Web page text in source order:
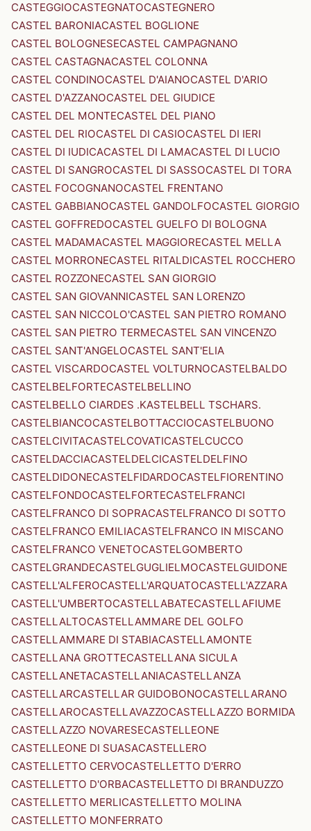
CASTEGGIOCASTEGNATOCASTEGNERO
CASTEL BARONIACASTEL BOGLIONE
CASTEL BOLOGNESECASTEL CAMPAGNANO
CASTEL CASTAGNACASTEL COLONNA
CASTEL CONDINOCASTEL D'AIANOCASTEL D'ARIO
CASTEL D'AZZANOCASTEL DEL GIUDICE
CASTEL DEL MONTECASTEL DEL PIANO
CASTEL DEL RIOCASTEL DI CASIOCASTEL DI IERI
CASTEL DI IUDICACASTEL DI LAMACASTEL DI LUCIO
CASTEL DI SANGROCASTEL DI SASSOCASTEL DI TORA
CASTEL FOCOGNANOCASTEL FRENTANO
CASTEL GABBIANOCASTEL GANDOLFOCASTEL GIORGIO
CASTEL GOFFREDOCASTEL GUELFO DI BOLOGNA
CASTEL MADAMACASTEL MAGGIORECASTEL MELLA
CASTEL MORRONECASTEL RITALDICASTEL ROCCHERO
CASTEL ROZZONECASTEL SAN GIORGIO
CASTEL SAN GIOVANNICASTEL SAN LORENZO
CASTEL SAN NICCOLO'CASTEL SAN PIETRO ROMANO
CASTEL SAN PIETRO TERMECASTEL SAN VINCENZO
CASTEL SANT'ANGELOCASTEL SANT'ELIA
CASTEL VISCARDOCASTEL VOLTURNOCASTELBALDO
CASTELBELFORTECASTELBELLINO
CASTELBELLO CIARDES .KASTELBELL TSCHARS.
CASTELBIANCOCASTELBOTTACCIOCASTELBUONO
CASTELCIVITACASTELCOVATICASTELCUCCO
CASTELDACCIACASTELDELCICASTELDELFINO
CASTELDIDONECASTELFIDARDOCASTELFIORENTINO
CASTELFONDOCASTELFORTECASTELFRANCI
CASTELFRANCO DI SOPRACASTELFRANCO DI SOTTO
CASTELFRANCO EMILIACASTELFRANCO IN MISCANO
CASTELFRANCO VENETOCASTELGOMBERTO
CASTELGRANDECASTELGUGLIELMOCASTELGUIDONE
CASTELL'ALFEROCASTELL'ARQUATOCASTELL'AZZARA
CASTELL'UMBERTOCASTELLABATECASTELLAFIUME
CASTELLALTOCASTELLAMMARE DEL GOLFO
CASTELLAMMARE DI STABIACASTELLAMONTE
CASTELLANA GROTTECASTELLANA SICULA
CASTELLANETACASTELLANIACASTELLANZA
CASTELLARCASTELLAR GUIDOBONOCASTELLARANO
CASTELLAROCASTELLAVAZZOCASTELLAZZO BORMIDA
CASTELLAZZO NOVARESECASTELLEONE
CASTELLEONE DI SUASACASTELLERO
CASTELLETTO CERVOCASTELLETTO D'ERRO
CASTELLETTO D'ORBACASTELLETTO DI BRANDUZZO
CASTELLETTO MERLICASTELLETTO MOLINA
CASTELLETTO MONFERRATO